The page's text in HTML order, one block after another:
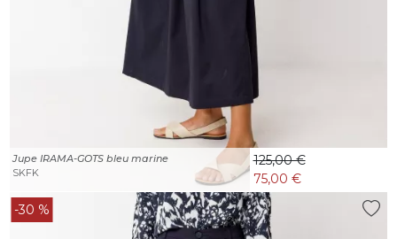
Jupe IRAMA-GOTS bleu marine
SKFK
125,00 €
75,00 €
-30 %